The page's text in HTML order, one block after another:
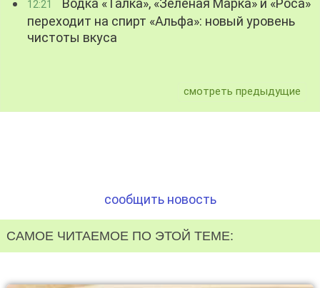
12:21
Водка «Талка», «Зелёная Марка» и «Роса»
переходит на спирт «Альфа»: новый уровень
чистоты вкуса
смотреть предыдущие
сообщить новость
САМОЕ ЧИТАЕМОЕ ПО ЭТОЙ ТЕМЕ: